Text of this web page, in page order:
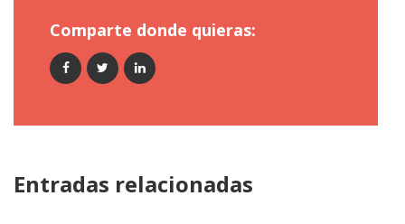
Comparte donde quieras:
Entradas relacionadas